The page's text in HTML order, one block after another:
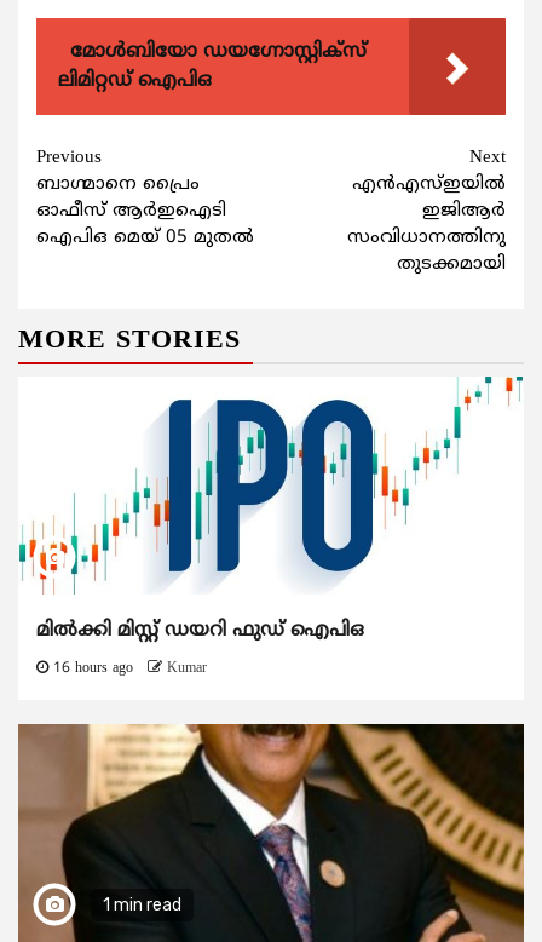
മോൾബിയോ ഡയഗ്നോസ്റ്റിക്സ്
ലിമിറ്റഡ് ഐപിഒ
Continue
Reading
Previous
ബാഗ്മാനെ പ്രൈം
ഓഫീസ് ആര്‍ഇഐടി
ഐപിഒ മെയ് 05 മുതല്‍
Next
എന്‍എസ്ഇയിൽ
ഇജിആര്‍
സംവിധാനത്തിനു
തുടക്കമായി
MORE STORIES
മിൽക്കി മിസ്റ്റ് ഡയറി ഫുഡ് ഐപിഒ
16 hours ago Kumar
1 min read